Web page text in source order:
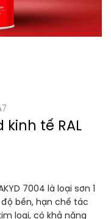
kinh tế RAL
7004 là loại sơn 1
bền, hạn chế tác
loại, có khả năng